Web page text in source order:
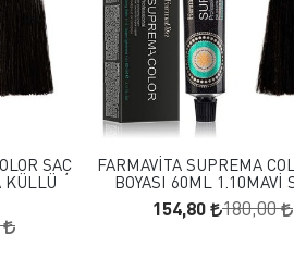
SAÇ
KÜLLÜ
FAVORILERE EKLE
SEPETE EKLE
FARMAVİTA SUPREMA
BOYASI 60ML 1.10MAVİ
154,80 180,00